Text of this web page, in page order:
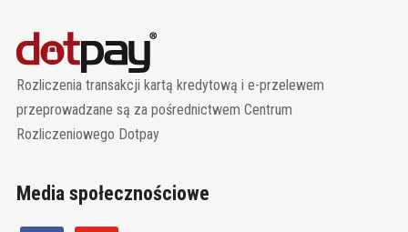
Rozliczenia transakcji kartą kredytową i e-przelewem
przeprowadzane są za pośrednictwem Centrum
Rozliczeniowego Dotpay
Media społecznościowe